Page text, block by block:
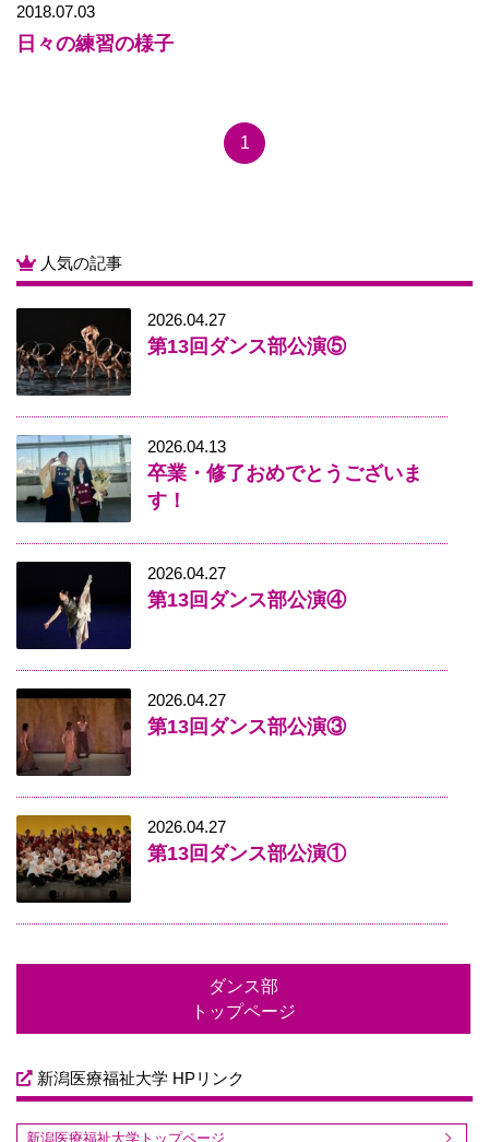
2018.07.03
日々の練習の様子
1
人気の記事
2026.04.27
第13回ダンス部公演⑤
2026.04.13
卒業・修了おめでとうございま
す！
2026.04.27
第13回ダンス部公演④
2026.04.27
第13回ダンス部公演③
2026.04.27
第13回ダンス部公演①
ダンス部
トップページ
新潟医療福祉大学 HPリンク
新潟医療福祉大学トップページ